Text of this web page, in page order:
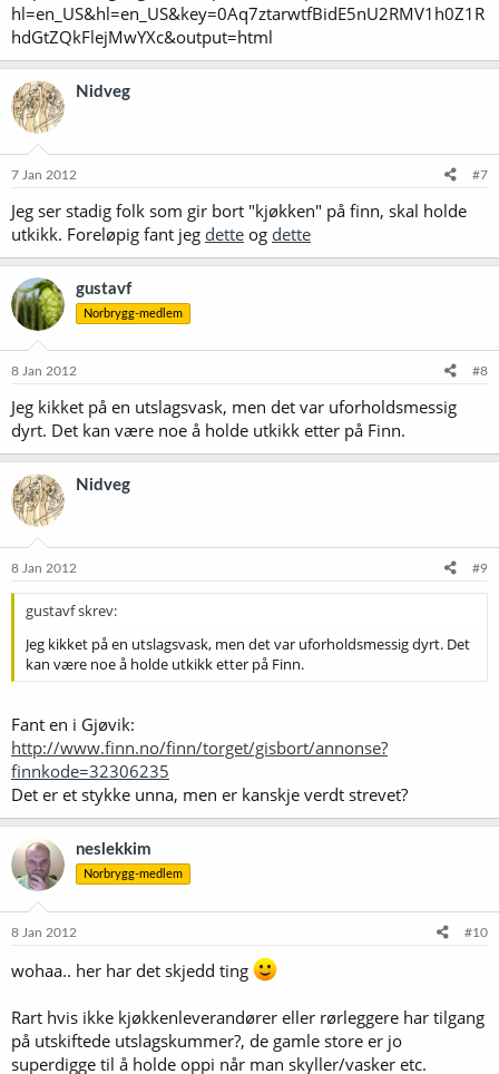
hl=en_US&hl=en_US&key=0Aq7ztarwtfBidE5nU2RMV1h0Z1R
hdGtZQkFlejMwYXc&output=html
Nidveg
7 Jan 2012 #7
Jeg ser stadig folk som gir bort "kjøkken" på finn, skal holde
utkikk. Foreløpig fant jeg dette og dette
gustavf
Norbrygg-medlem
8 Jan 2012 #8
Jeg kikket på en utslagsvask, men det var uforholdsmessig
dyrt. Det kan være noe å holde utkikk etter på Finn.
Nidveg
8 Jan 2012 #9
gustavf skrev:
Jeg kikket på en utslagsvask, men det var uforholdsmessig dyrt. Det
kan være noe å holde utkikk etter på Finn.
Fant en i Gjøvik:
http://www.finn.no/finn/torget/gisbort/annonse?
finnkode=32306235
Det er et stykke unna, men er kanskje verdt strevet?
neslekkim
Norbrygg-medlem
8 Jan 2012 #10
wohaa.. her har det skjedd ting
Rart hvis ikke kjøkkenleverandører eller rørleggere har tilgang
på utskiftede utslagskummer?, de gamle store er jo
superdigge til å holde oppi når man skyller/vasker etc.